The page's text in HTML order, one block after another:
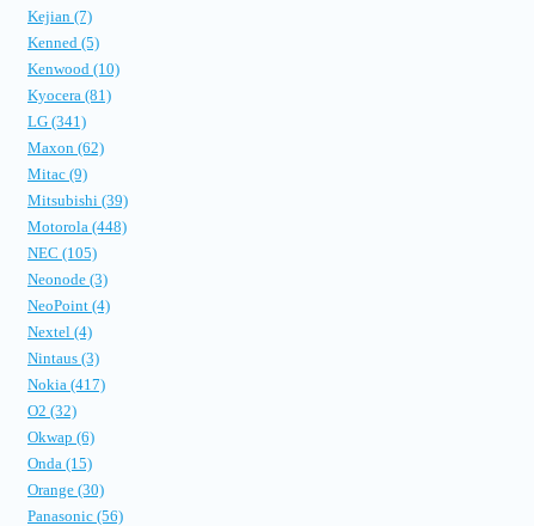
Kejian (7)
Kenned (5)
Kenwood (10)
Kyocera (81)
LG (341)
Maxon (62)
Mitac (9)
Mitsubishi (39)
Motorola (448)
NEC (105)
Neonode (3)
NeoPoint (4)
Nextel (4)
Nintaus (3)
Nokia (417)
O2 (32)
Okwap (6)
Onda (15)
Orange (30)
Panasonic (56)